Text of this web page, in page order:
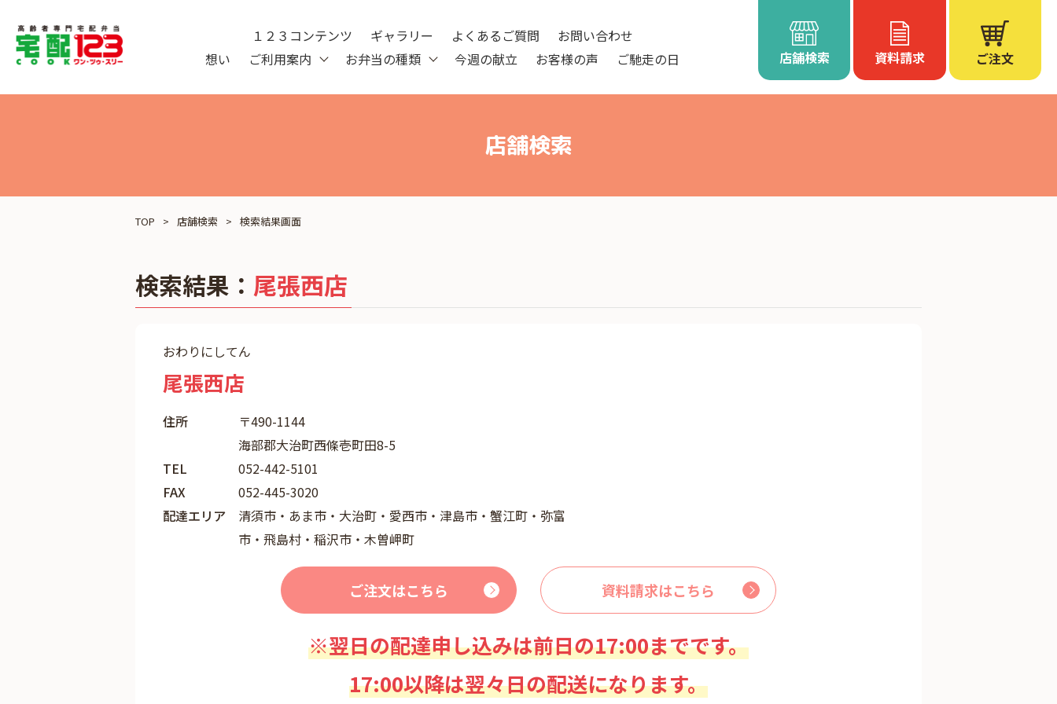
想い ご利用案内 お弁当の種類 今週の献立 お客様の声 ご馳走の日
１２３コンテンツ ギャラリー よくあるご質問
お問い合わせ
店舗検索
資料請求 ご注文
店舗検索
TOP 店舗検索 検索結果画面
検索結果： 尾張西店
おわりにしてん
尾張西店
住所
〒490-1144
海部郡大治町西條壱町田8-5
TEL
052-442-5101
FAX
052-445-3020
配達エリア
清須市・あま市・大治町・愛西市・津島市・蟹江町・弥富
市・飛島村・稲沢市・木曽岬町
ご注文はこちら 資料請求はこちら
※翌日の配達申し込みは前日の17:00までです。
17:00以降は翌々日の配送になります。